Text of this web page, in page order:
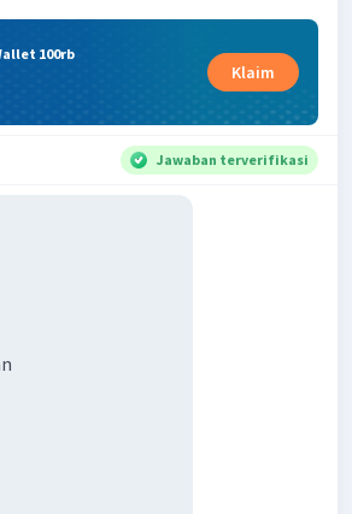
100rb
Klaim
Jawaban terverifikasi